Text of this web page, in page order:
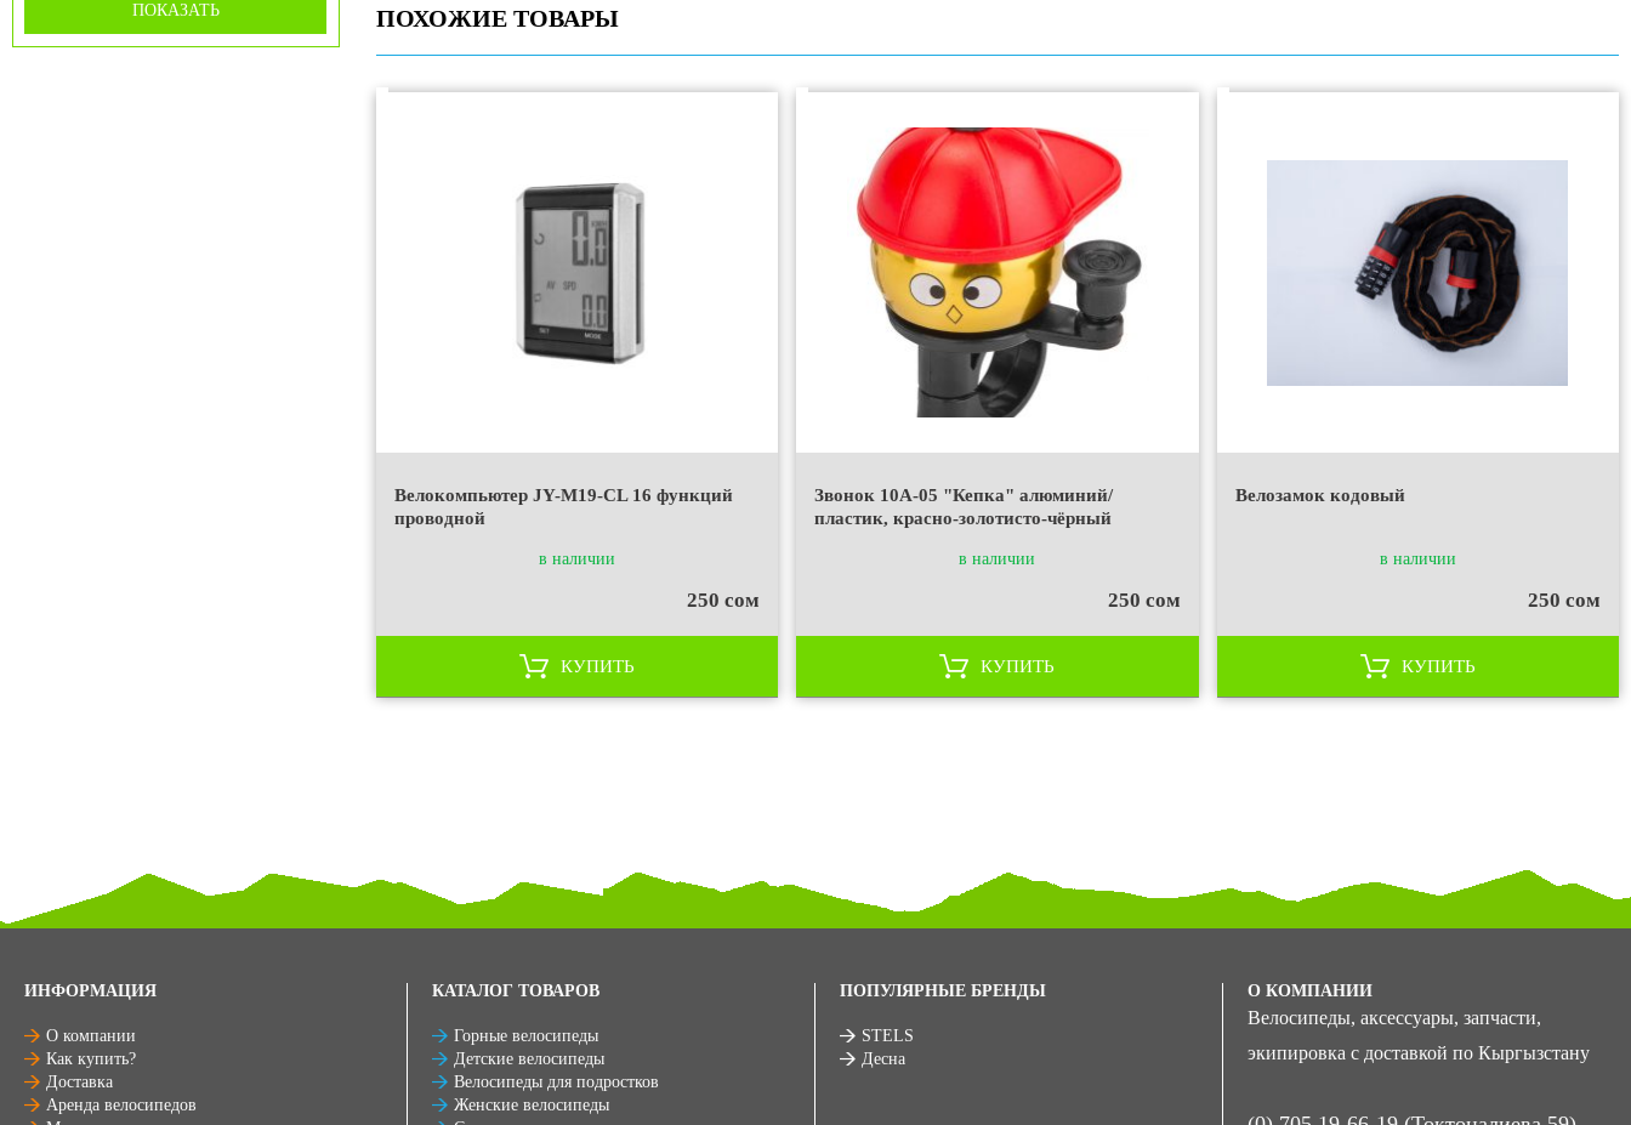
ПОКАЗАТЬ ПОХОЖИЕ ТОВАРЫ
Велокомпьютер JY-M19-CL 16 функций
проводной
в наличии
250 сом
КУПИТЬ
Звонок 10A-05 "Кепка" алюминий/
пластик, красно-золотисто-чёрный
в наличии
250 сом
КУПИТЬ
Велозамок кодовый
в наличии
250 сом
КУПИТЬ
ИНФОРМАЦИЯ
О компании
Как купить?
Доставка
Аренда велосипедов
КАТАЛОГ ТОВАРОВ
Горные велосипеды
Детские велосипеды
Велосипеды для подростков
Женские велосипеды
ПОПУЛЯРНЫЕ БРЕНДЫ
STELS
Десна
О КОМПАНИИ
Велосипеды, аксессуары, запчасти,
экипировка с доставкой по Кыргызстану